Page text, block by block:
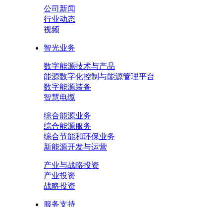
公司新闻
行业动态
视频
智光业务
数字能源技术与产品
能源数字化控制与能源管理平台
数字能源装备
智慧电缆
综合能源业务
综合能源服务
综合节能和环保业务
新能源开发与运营
产业与战略投资
产业投资
战略投资
服务支持